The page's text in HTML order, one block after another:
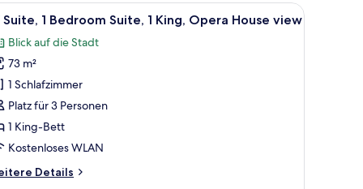
großen Fenster, einer dekorativen Wandverkleidung und einem
Ein modernes Hotelzimmer mit einem
5
Suite, 1 Bedroom Suite, 1 King, Opera House view
Blick auf die Stadt
73 m²
1 Schlafzimmer
Platz für 3 Personen
1 King-Bett
Kostenloses WLAN
Details